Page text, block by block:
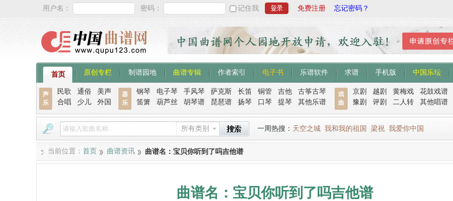
用户名： 密码： 记住我 免费注册 忘记密码？
首页 原创专栏 制谱园地 曲谱专辑 作者索引 电子书 乐谱软件 求谱 手机版 中国乐坛
声
乐
民歌 通俗
美声
合唱
少儿 外国
器
乐
钢琴 电子琴 手风琴 萨克斯 长笛 铜管 吉他
古筝古琴
笛箫
葫芦丝 胡琴谱 琵琶谱 扬琴 口琴 提琴 其他乐谱
戏
曲
京剧 越剧 黄梅戏
花鼓戏谱
豫剧
评剧 二人转 其他唱谱
所有类别 一周热搜： 天空之城 我和我的祖国 梁祝 我爱你中国
当前位置： 首页 曲谱资讯 曲谱名：宝贝你听到了吗吉他谱
曲谱名：宝贝你听到了吗吉他谱